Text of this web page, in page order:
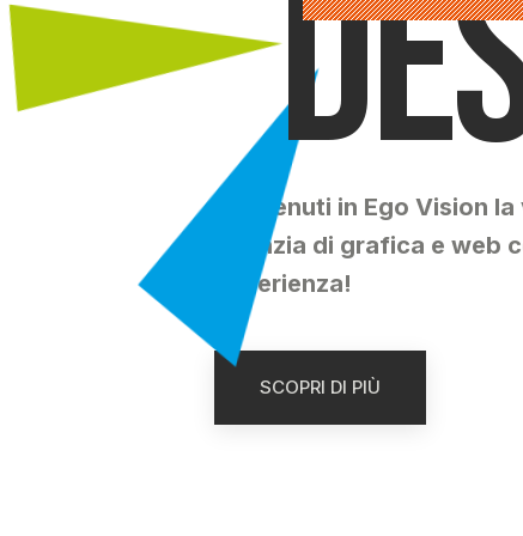
Benvenuti in Ego Vision
agenzia di grafica e web
esperienza!
SCOPRI DI PIÙ